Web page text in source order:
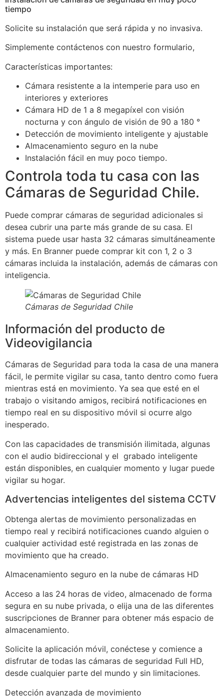
tiempo
Solicite su instalación que será rápida y no invasiva.
Simplemente contáctenos con nuestro formulario,
Características importantes:
Cámara resistente a la intemperie para uso en
interiores y exteriores
Cámara HD de 1 a 8 megapíxel con visión
nocturna y con ángulo de visión de 90 a 180 °
Detección de movimiento inteligente y ajustable
Almacenamiento seguro en la nube
Instalación fácil en muy poco tiempo.
Controla toda tu casa con las
Cámaras de Seguridad Chile.
Puede comprar cámaras de seguridad adicionales si
desea cubrir una parte más grande de su casa. El
sistema puede usar hasta 32 cámaras simultáneamente
y más. En Branner puede comprar kit con 1, 2 o 3
cámaras incluida la instalación, además de cámaras con
inteligencia.
Cámaras de Seguridad Chile
Información del producto de
Videovigilancia
Cámaras de Seguridad para toda la casa de una manera
fácil, le permite vigilar su casa, tanto dentro como fuera
mientras está en movimiento. Ya sea que esté en el
trabajo o visitando amigos, recibirá notificaciones en
tiempo real en su dispositivo móvil si ocurre algo
inesperado.
Con las capacidades de transmisión ilimitada, algunas
con el audio bidireccional y el grabado inteligente
están disponibles, en cualquier momento y lugar puede
vigilar su hogar.
Advertencias inteligentes del sistema CCTV
Obtenga alertas de movimiento personalizadas en
tiempo real y recibirá notificaciones cuando alguien o
cualquier actividad esté registrada en las zonas de
movimiento que ha creado.
Almacenamiento seguro en la nube de cámaras HD
Acceso a las 24 horas de video, almacenado de forma
segura en su nube privada, o elija una de las diferentes
suscripciones de Branner para obtener más espacio de
almacenamiento.
Solicite la aplicación móvil, conéctese y comience a
disfrutar de todas las cámaras de seguridad Full HD,
desde cualquier parte del mundo y sin limitaciones.
Detección avanzada de movimiento